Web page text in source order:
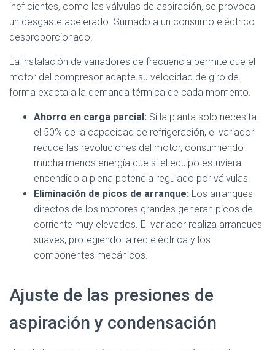
ineficientes, como las válvulas de aspiración, se provoca
un desgaste acelerado. Sumado a un consumo eléctrico
desproporcionado.
La instalación de variadores de frecuencia permite que el
motor del compresor adapte su velocidad de giro de
forma exacta a la demanda térmica de cada momento.
Ahorro en carga parcial: Si la planta solo necesita
el 50% de la capacidad de refrigeración, el variador
reduce las revoluciones del motor, consumiendo
mucha menos energía que si el equipo estuviera
encendido a plena potencia regulado por válvulas.
Eliminación de picos de arranque: Los arranques
directos de los motores grandes generan picos de
corriente muy elevados. El variador realiza arranques
suaves, protegiendo la red eléctrica y los
componentes mecánicos.
Ajuste de las presiones de
aspiración y condensación